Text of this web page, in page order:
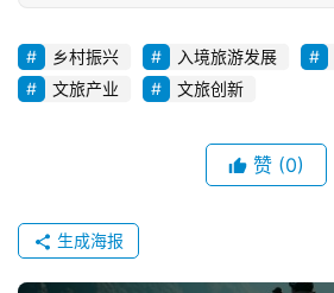
乡村振兴 入境旅游发展
文旅产业
文旅创新
赞 (0)
生成海报